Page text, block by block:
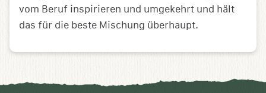
vom Beruf inspirieren und umgekehrt und hält
das für die beste Mischung überhaupt.